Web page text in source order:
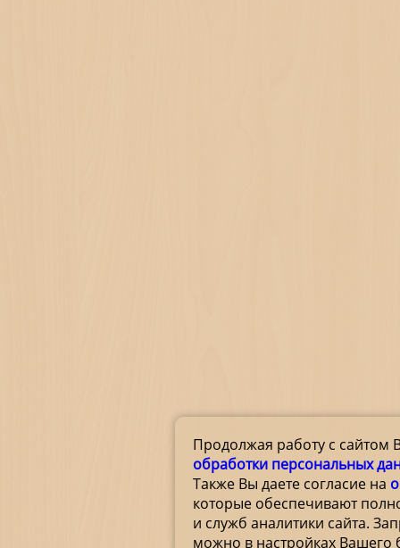
Продолжая работу с сайтом
обработки персональных
Также Вы даете согласие на
которые обеспечивают
и служб аналитики сайта.
можно в настройках Вашего